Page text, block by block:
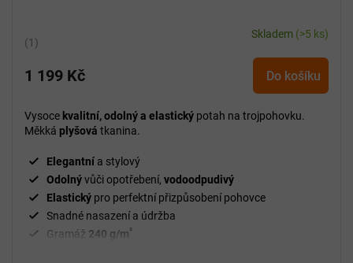
Průměrné
produktu
5,0
z
hvězdiček.
Skladem (>5 ks)
1 199 Kč Do košíku
Vysoce kvalitní, odolný a elastický potah na trojpohovku.
Měkká plyšová tkanina.
Elegantní a stylový
Odolnývůči opotřebení, vodoodpudivý
Elastický pro perfektní přizpůsobení pohovce
Snadné nasazení a údržba
Gramáž 240 g/m²